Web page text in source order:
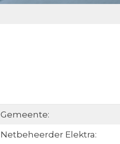
Gemeente:
Netbeheerder Elektra: